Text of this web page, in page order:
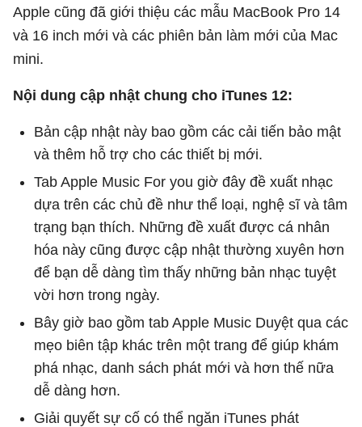
Apple cũng đã giới thiệu các mẫu MacBook Pro 14
và 16 inch mới và các phiên bản làm mới của Mac
mini.
Nội dung cập nhật chung cho iTunes 12:
Bản cập nhật này bao gồm các cải tiến bảo mật
và thêm hỗ trợ cho các thiết bị mới.
Tab Apple Music For you giờ đây đề xuất nhạc
dựa trên các chủ đề như thể loại, nghệ sĩ và tâm
trạng bạn thích. Những đề xuất được cá nhân
hóa này cũng được cập nhật thường xuyên hơn
để bạn dễ dàng tìm thấy những bản nhạc tuyệt
vời hơn trong ngày.
Bây giờ bao gồm tab Apple Music Duyệt qua các
mẹo biên tập khác trên một trang để giúp khám
phá nhạc, danh sách phát mới và hơn thế nữa
dễ dàng hơn.
Giải quyết sự cố có thể ngăn iTunes phát